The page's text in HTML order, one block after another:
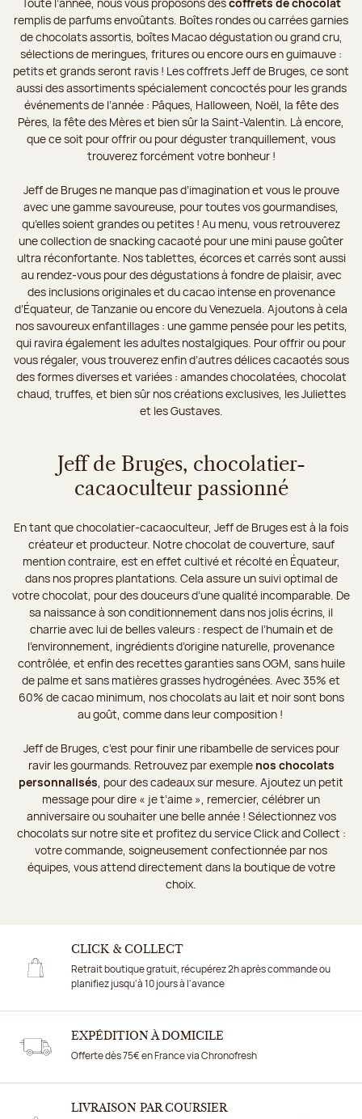
remplis de parfums envoûtants. Boîtes rondes ou carrées garnies
de chocolats assortis, boîtes Macao dégustation ou grand cru,
sélections de meringues, fritures ou encore ours en guimauve :
petits et grands seront ravis ! Les coffrets Jeff de Bruges, ce sont
aussi des assortiments spécialement concoctés pour les grands
événements de l’année : Pâques, Halloween, Noël, la fête des
Pères, la fête des Mères et bien sûr la Saint-Valentin. Là encore,
que ce soit pour offrir ou pour déguster tranquillement, vous
trouverez forcément votre bonheur !
Jeff de Bruges ne manque pas d’imagination et vous le prouve
avec une gamme savoureuse, pour toutes vos gourmandises,
qu’elles soient grandes ou petites ! Au menu, vous retrouverez
une collection de snacking cacaoté pour une mini pause goûter
ultra réconfortante. Nos tablettes, écorces et carrés sont aussi
au rendez-vous pour des dégustations à fondre de plaisir, avec
des inclusions originales et du cacao intense en provenance
d’Équateur, de Tanzanie ou encore du Venezuela. Ajoutons à cela
nos savoureux enfantillages : une gamme pensée pour les petits,
qui ravira également les adultes nostalgiques. Pour offrir ou pour
vous régaler, vous trouverez enfin d’autres délices cacaotés sous
des formes diverses et variées : amandes chocolatées, chocolat
chaud, truffes, et bien sûr nos créations exclusives, les Juliettes
et les Gustaves.
Jeff de Bruges, chocolatier-
cacaoculteur passionné
En tant que chocolatier-cacaoculteur, Jeff de Bruges est à la fois
créateur et producteur. Notre chocolat de couverture, sauf
mention contraire, est en effet cultivé et récolté en Équateur,
dans nos propres plantations. Cela assure un suivi optimal de
votre chocolat, pour des douceurs d’une qualité incomparable. De
sa naissance à son conditionnement dans nos jolis écrins, il
charrie avec lui de belles valeurs : respect de l’humain et de
l’environnement, ingrédients d’origine naturelle, provenance
contrôlée, et enfin des recettes garanties sans OGM, sans huile
de palme et sans matières grasses hydrogénées. Avec 35% et
60% de cacao minimum, nos chocolats au lait et noir sont bons
au goût, comme dans leur composition !
Jeff de Bruges, c’est pour finir une ribambelle de services pour
ravir les gourmands. Retrouvez par exemple nos chocolats
personnalisés , pour des cadeaux sur mesure. Ajoutez un petit
message pour dire « je t’aime », remercier, célébrer un
anniversaire ou souhaiter une belle année ! Sélectionnez vos
chocolats sur notre site et profitez du service Click and Collect :
votre commande, soigneusement confectionnée par nos
équipes, vous attend directement dans la boutique de votre
choix.
CLICK & COLLECT
Retrait boutique gratuit, récupérez 2h après commande ou
planifiez jusqu'à 10 jours à l'avance
EXPÉDITION À DOMICILE
Offerte dès 75€ en France via Chronofresh
LIVRAISON PAR COURSIER